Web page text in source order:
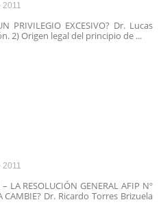
2011
PRIVILEGIO EXCESIVO? Dr. Lucas
2) Origen legal del principio de ...
2011
LA RESOLUCIÓN GENERAL AFIP Nº
CAMBIE? Dr. Ricardo Torres Brizuela